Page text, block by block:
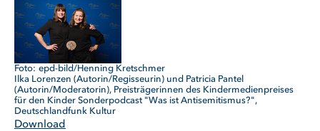
epd-bild/Henning Kretschmer
Ilka Lorenzen (Autorin/Regisseurin) und Patricia Pantel
(Autorin/Moderatorin), Preisträgerinnen des Kindermedienpreises
für den Kinder Sonderpodcast "Was ist Antisemitismus?",
Deutschlandfunk Kultur
Download